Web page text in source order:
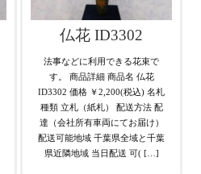
仏花 ID3302
法事などに利用できる花束で
す。 商品詳細 商品名 仏花
ID3302 価格 ￥2,200(税込) 名札
種類 立札（紙札） 配送方法 配
達（会社所有車両にてお届け）
配送可能地域 千葉県全域と千葉
県近隣地域 当日配送 可( […]